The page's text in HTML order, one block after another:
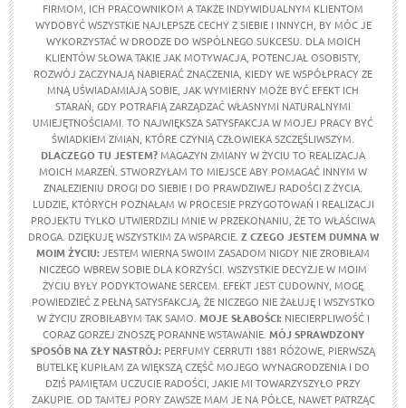
FIRMOM, ICH PRACOWNIKOM A TAKŻE INDYWIDUALNYM KLIENTOM
WYDOBYĆ WSZYSTKIE NAJLEPSZE CECHY Z SIEBIE I INNYCH, BY MÓC JE
WYKORZYSTAĆ W DRODZE DO WSPÓLNEGO SUKCESU. DLA MOICH
KLIENTÓW SŁOWA TAKIE JAK MOTYWACJA, POTENCJAŁ OSOBISTY,
ROZWÓJ ZACZYNAJĄ NABIERAĆ ZNACZENIA, KIEDY WE WSPÓŁPRACY ZE
MNĄ UŚWIADAMIAJĄ SOBIE, JAK WYMIERNY MOŻE BYĆ EFEKT ICH
STARAŃ, GDY POTRAFIĄ ZARZĄDZAĆ WŁASNYMI NATURALNYMI
UMIEJĘTNOŚCIAMI. TO NAJWIĘKSZA SATYSFAKCJA W MOJEJ PRACY BYĆ
ŚWIADKIEM ZMIAN, KTÓRE CZYNIĄ CZŁOWIEKA SZCZĘŚLIWSZYM.
DLACZEGO TU JESTEM?MAGAZYN ZMIANY W ŻYCIU TO REALIZACJA
MOICH MARZEŃ. STWORZYŁAM TO MIEJSCE ABY POMAGAĆ INNYM W
ZNALEZIENIU DROGI DO SIEBIE I DO PRAWDZIWEJ RADOŚCI Z ŻYCIA.
LUDZIE, KTÓRYCH POZNAŁAM W PROCESIE PRZYGOTOWAŃ I REALIZACJI
PROJEKTU TYLKO UTWIERDZILI MNIE W PRZEKONANIU, ŻE TO WŁAŚCIWA
DROGA. DZIĘKUJĘ WSZYSTKIM ZA WSPARCIE. Z CZEGO JESTEM DUMNA W
MOIM ŻYCIU:JESTEM WIERNA SWOIM ZASADOM NIGDY NIE ZROBIŁAM
NICZEGO WBREW SOBIE DLA KORZYŚCI. WSZYSTKIE DECYZJE W MOIM
ŻYCIU BYŁY PODYKTOWANE SERCEM. EFEKT JEST CUDOWNY, MOGĘ
POWIEDZIEĆ Z PEŁNĄ SATYSFAKCJĄ, ŻE NICZEGO NIE ŻAŁUJĘ I WSZYSTKO
W ŻYCIU ZROBIŁABYM TAK SAMO. MOJE SŁABOŚCI:NIECIERPLIWOŚĆ I
CORAZ GORZEJ ZNOSZĘ PORANNE WSTAWANIE. MÓJ SPRAWDZONY
SPOSÓB NA ZŁY NASTRÓJ: PERFUMY CERRUTI 1881 RÓŻOWE, PIERWSZĄ
BUTELKĘ KUPIŁAM ZA WIĘKSZĄ CZĘŚĆ MOJEGO WYNAGRODZENIA I DO
DZIŚ PAMIĘTAM UCZUCIE RADOŚCI, JAKIE MI TOWARZYSZYŁO PRZY
ZAKUPIE. OD TAMTEJ PORY ZAWSZE MAM JE NA PÓŁCE, NAWET PATRZĄC